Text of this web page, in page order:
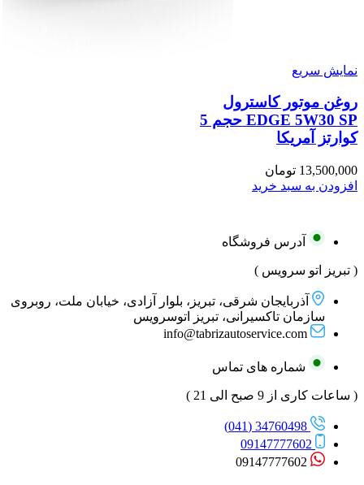
نمایش سریع
روغن موتور کاسترول
EDGE 5W30 SP حجم 5
کوارتز آمریکا
13,500,000 تومان
افزودن به سبد خرید
آدرس فروشگاه
( تبریز اتو سرویس )
آذربایجان شرقی، تبریز، بلوار آزادی، خیابان ملت، روبروی
سازمان تاکسیرانی، تبریز اتوسرویس
info@tabrizautoservice.com
شماره های تماس
( ساعات کاری از 9 صبح الی 21 )
34760498 (041)
09147777602
09147777602